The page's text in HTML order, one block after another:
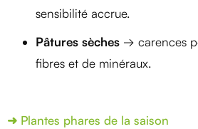
sensibilité accrue.
Pâtures sèches → carences
fibres et de minéraux.
Plantes phares de la saison